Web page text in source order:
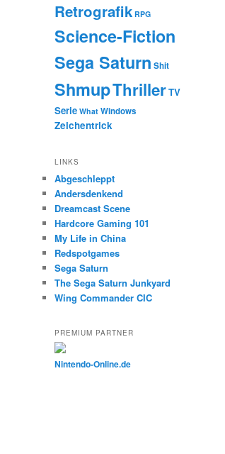
Retrografik RPG
Science-Fiction
Sega Saturn Shit
ShmupThrillerTV
Serie What Windows
Zeichentrick
LINKS
Abgeschleppt
Andersdenkend
Dreamcast Scene
Hardcore Gaming 101
My Life in China
Redspotgames
Sega Saturn
The Sega Saturn Junkyard
Wing Commander CIC
PREMIUM PARTNER
Nintendo-Online.de